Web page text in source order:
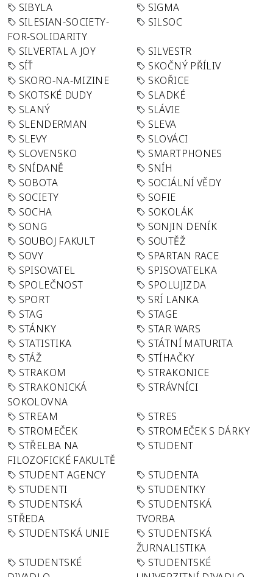
SIBYLA
SIGMA
SILESIAN-SOCIETY-
FOR-SOLIDARITY
SILSOC
SILVERTAL A JOY
SILVESTR
SÍŤ
SKOČNÝ PŘÍLIV
SKORO-NA-MIZINE
SKOŘICE
SKOTSKÉ DUDY
SLADKÉ
SLANÝ
SLÁVIE
SLENDERMAN
SLEVA
SLEVY
SLOVÁCI
SLOVENSKO
SMARTPHONES
SNÍDANĚ
SNÍH
SOBOTA
SOCIÁLNÍ VĚDY
SOCIETY
SOFIE
SOCHA
SOKOLÁK
SONG
SONJIN DENÍK
SOUBOJ FAKULT
SOUTĚŽ
SOVY
SPARTAN RACE
SPISOVATEL
SPISOVATELKA
SPOLEČNOST
SPOLUJIZDA
SPORT
SRÍ LANKA
STAG
STAGE
STÁNKY
STAR WARS
STATISTIKA
STÁTNÍ MATURITA
STÁŽ
STÍHAČKY
STRAKOM
STRAKONICE
STRAKONICKÁ
SOKOLOVNA
STRÁVNÍCI
STREAM
STRES
STROMEČEK
STROMEČEK S DÁRKY
STŘELBA NA
FILOZOFICKÉ FAKULTĚ
STUDENT
STUDENT AGENCY
STUDENTA
STUDENTI
STUDENTKY
STUDENTSKÁ
STŘEDA
STUDENTSKÁ
TVORBA
STUDENTSKÁ UNIE
STUDENTSKÁ
ŽURNALISTIKA
STUDENTSKÉ
STUDENTSKÉ